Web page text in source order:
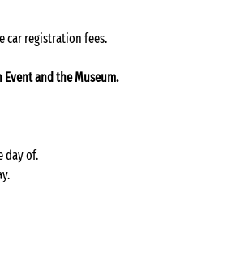
car registration fees.
and the Museum.
day of.